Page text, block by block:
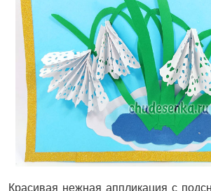
Красивая нежная аппликация с